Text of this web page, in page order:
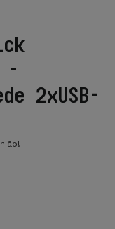
-
2xUSB-